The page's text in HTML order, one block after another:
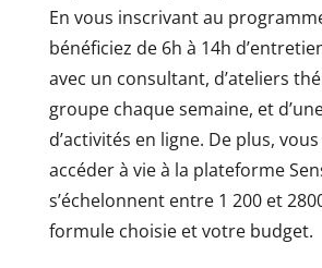
En vous inscrivant au
bénéficiez de 6h à 14h
avec un consultant, d’ateliers
groupe chaque semaine, et
d’activités en ligne. De plus,
accéder à vie à la plateforme
s’échelonnent entre 1 200 et
formule choisie et votre budget.